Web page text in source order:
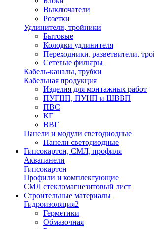
Выключатели
Розетки
Удлинители, тройники
Бытовые
Колодки удлинителя
Переходники, разветвители,
Сетевые фильтры
Кабель-каналы, трубки
Кабельная продукция
Изделия для монтажных работ
ПУГНП, ПУНП и ШВВП
ПВС
КГ
ВВГ
Панели и модули светодиодные
Панели светодиодные
Гипсокартон, СМЛ, профиля
Аквапанели
Гипсокартон
Профили и комплектующие
СМЛ стекломагнезитовый лист
Строительные материалы
Гидроизоляция2
Герметики
Обмазочная